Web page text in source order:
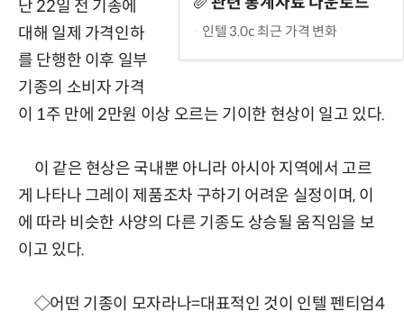
인텔 3.0c 최근 가격 변화
난 22일 전 기종에
대해 일제 가격인하
를 단행한 이후 일부
기종의 소비자 가격
이 1주 만에 2만원 이상 오르는 기이한 현상이 일고 있다.
이 같은 현상은 국내뿐 아니라 아시아 지역에서 고르
게 나타나 그레이 제품조차 구하기 어려운 실정이며, 이
에 따라 비슷한 사양의 다른 기종도 상승될 움직임을 보
이고 있다.
◇어떤 기종이 모자라나=대표적인 것이 인텔 펜티엄4